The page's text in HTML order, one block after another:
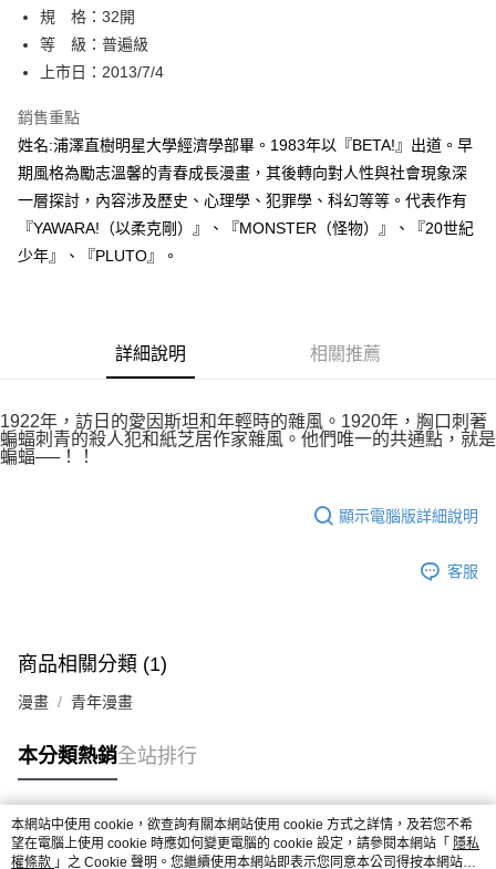
３．安心：先確認商品／服務後，再付款。
【「AFTEE先享後付」結帳流程】
１．於結帳方式選擇「AFTEE先享後付」後，將跳轉至「AFTEE先享後付」
２．訂單成立數日內，您將收到繳費通知簡訊。
ATM／網路銀行／等多元方式進行付款，方視為交易完成。
※ 請注意：結帳手續完成當下不需立刻繳費，但若您需要取消訂單，請聯絡
購買商品的店家。未經商家同意取消之訂單仍視為有效，需透過AFTEE先享
後付繳納相關費用。
※ 交易是否成功請以「AFTEE先享後付 」之結帳頁面顯示為準，若有關於
是否繳費成功／繳費後需取消欲退款等相關疑問，請聯繫「AFTEE先享後付
易，需依本服務之必要範圍內提供個人資料，並將交易相關給付款項請求債
https://aftee.tw/terms/#terms3
３．未成年的使用者請事先徵得法定代理人或監護人之同意方可使用
「AFTEE先享後付」，若未經同意申辦者引起之損失，本公司不負相關責
任。
時審查核予不同之上限額度；若仍有額度不足之情形，本公司將視審查結果
恩沛科技股份有限公司將有權停止該用戶之使用額度並採取法律行動。
全家取貨付款
每筆NT$80，滿NT$500(含以上)免運費
每筆NT$80，滿NT$500(含以上)免運費
每筆NT$80，滿NT$500(含以上)免運費
付款後萊爾富取貨
每筆NT$80，滿NT$500(含以上)免運費
付款後7-11取貨
宅配
查看運費
規 格：32開
等 級：普遍級
上市日：2013/7/4
銷售重點
姓名:浦澤直樹明星大學經濟學部畢。1983年以『BETA!』出道。早
期風格為勵志溫馨的青春成長漫畫，其後轉向對人性與社會現象深
一層探討，內容涉及歷史、心理學、犯罪學、科幻等等。代表作有
『YAWARA!（以柔克剛）』、『MONSTER（怪物）』、『20世紀
少年』、『PLUTO』。
詳細說明 相關推薦
1922年，訪日的愛因斯坦和年輕時的雜風。1920年，胸口刺著
蝙蝠刺青的殺人犯和紙芝居作家雜風。他們唯一的共通點，就是
蝙蝠──！！
顯示電腦版詳細說明
客服
商品相關分類 (1)
漫畫 青年漫畫
本分類熱銷全站排行
熱門標籤
本網站中使用 cookie，欲查詢有關本網站使用 cookie 方式之詳情，及若您不希
望在電腦上使用 cookie 時應如何變更電腦的 cookie 設定，請參閱本網站「 隱私
權條款 」之 Cookie 聲明。您繼續使用本網站即表示您同意本公司得按本網站使